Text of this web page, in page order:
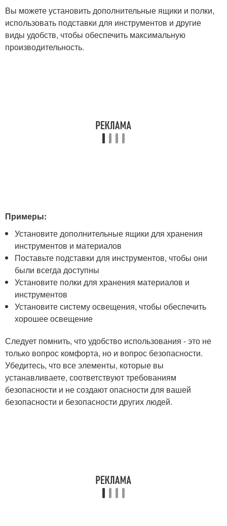
Вы можете установить дополнительные ящики и полки,
использовать подставки для инструментов и другие
виды удобств, чтобы обеспечить максимальную
производительность.
Примеры:
Установите дополнительные ящики для хранения
инструментов и материалов
Поставьте подставки для инструментов, чтобы они
были всегда доступны
Установите полки для хранения материалов и
инструментов
Установите систему освещения, чтобы обеспечить
хорошее освещение
Следует помнить, что удобство использования - это не
только вопрос комфорта, но и вопрос безопасности.
Убедитесь, что все элементы, которые вы
устанавливаете, соответствуют требованиям
безопасности и не создают опасности для вашей
безопасности и безопасности других людей.